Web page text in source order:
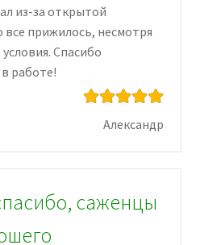
из-за открытой
прижилось, несмотря
Спасибо
работе!
Александр
саженцы